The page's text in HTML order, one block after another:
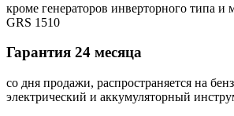
кроме генераторов инверторного типа и
GRS 1510
Гарантия 24 месяца
со дня продажи, распространяется на
электрический и аккумуляторный